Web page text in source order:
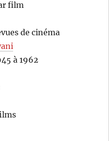
film
de cinéma
à 1962